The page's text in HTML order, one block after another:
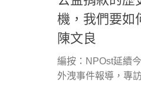
機，我們要如
陳文良
編按：NPOst延續
外洩事件報導，專